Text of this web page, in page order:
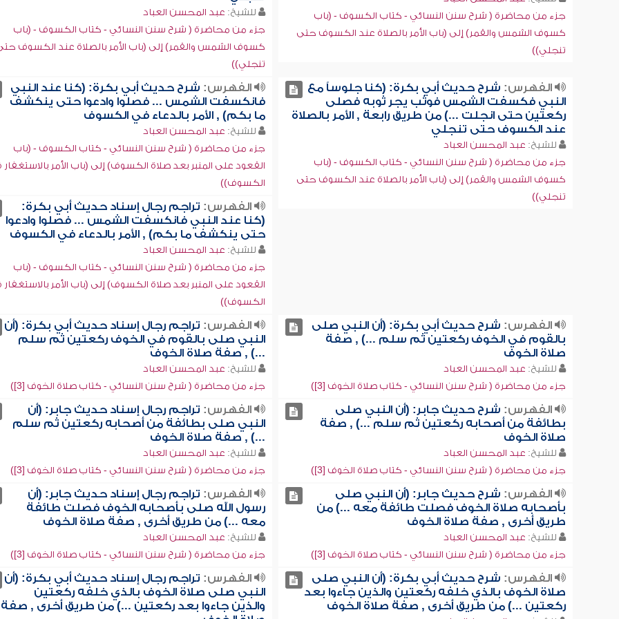
جزء من محاضرة ( شرح سنن النسائي - كتاب الكسوف - (باب
كسوف الشمس والقمر) إلى (باب الأمر بالصلاة عند الكسوف حتى
تنجلي))
للشيخ: عبد المحسن العباد
جزء من محاضرة ( شرح سنن النسائي - كتاب الكسوف - (باب
كسوف الشمس والقمر) إلى (باب الأمر بالصلاة عند الكسوف
تنجلي))
الفهرس: شرح حديث أبي بكرة: (كنا جلوساً مع
النبي فكسفت الشمس فوثب يجر ثوبه فصلى
ركعتين حتى انجلت ...) من طريق رابعة , الأمر بالصلاة
عند الكسوف حتى تنجلي
للشيخ: عبد المحسن العباد
جزء من محاضرة ( شرح سنن النسائي - كتاب الكسوف - (باب
كسوف الشمس والقمر) إلى (باب الأمر بالصلاة عند الكسوف حتى
تنجلي))
الفهرس: شرح حديث أبي بكرة: (كنا عند النبي
فانكسفت الشمس ... فصلوا وادعوا حتى ينكشف
ما بكم) , الأمر بالدعاء في الكسوف
للشيخ: عبد المحسن العباد
جزء من محاضرة ( شرح سنن النسائي - كتاب الكسوف - (باب
القعود على المنبر بعد صلاة الكسوف) إلى (باب الأمر
الكسوف))
الفهرس: تراجم رجال إسناد حديث أبي بكرة:
(كنا عند النبي فانكسفت الشمس ... فصلوا وادعوا
حتى ينكشف ما بكم) , الأمر بالدعاء في الكسوف
للشيخ: عبد المحسن العباد
جزء من محاضرة ( شرح سنن النسائي - كتاب الكسوف - (باب
القعود على المنبر بعد صلاة الكسوف) إلى (باب الأمر
الكسوف))
الفهرس: شرح حديث أبي بكرة: (أن النبي صلى
بالقوم في الخوف ركعتين ثم سلم ...) , صفة
صلاة الخوف
للشيخ: عبد المحسن العباد
جزء من محاضرة ( شرح سنن النسائي - كتاب صلاة الخوف [3])
الفهرس: تراجم رجال إسناد حديث أبي بكرة: (أن
النبي صلى بالقوم في الخوف ركعتين ثم سلم
...) , صفة صلاة الخوف
للشيخ: عبد المحسن العباد
جزء من محاضرة ( شرح سنن النسائي - كتاب صلاة الخوف [3])
الفهرس: شرح حديث جابر: (أن النبي صلى
بطائفة من أصحابه ركعتين ثم سلم ...) , صفة
صلاة الخوف
للشيخ: عبد المحسن العباد
جزء من محاضرة ( شرح سنن النسائي - كتاب صلاة الخوف [3])
الفهرس: تراجم رجال إسناد حديث جابر: (أن
النبي صلى بطائفة من أصحابه ركعتين ثم سلم
...) , صفة صلاة الخوف
للشيخ: عبد المحسن العباد
جزء من محاضرة ( شرح سنن النسائي - كتاب صلاة الخوف [3])
الفهرس: شرح حديث جابر: (أن النبي صلى
بأصحابه صلاة الخوف فصلت طائفة معه ...) من
طريق أخرى , صفة صلاة الخوف
للشيخ: عبد المحسن العباد
جزء من محاضرة ( شرح سنن النسائي - كتاب صلاة الخوف [3])
الفهرس: تراجم رجال إسناد حديث جابر: (أن
رسول الله صلى بأصحابه الخوف فصلت طائفة
معه ...) من طريق أخرى , صفة صلاة الخوف
للشيخ: عبد المحسن العباد
جزء من محاضرة ( شرح سنن النسائي - كتاب صلاة الخوف [3])
الفهرس: شرح حديث أبي بكرة: (أن النبي صلى
صلاة الخوف بالذي خلفه ركعتين والذين جاءوا بعد
ركعتين ...) من طريق أخرى , صفة صلاة الخوف
الفهرس: تراجم رجال إسناد حديث أبي بكرة: (أن
النبي صلى صلاة الخوف بالذي خلفه ركعتين
والذين جاءوا بعد ركعتين ...) من طريق أخرى , صفة